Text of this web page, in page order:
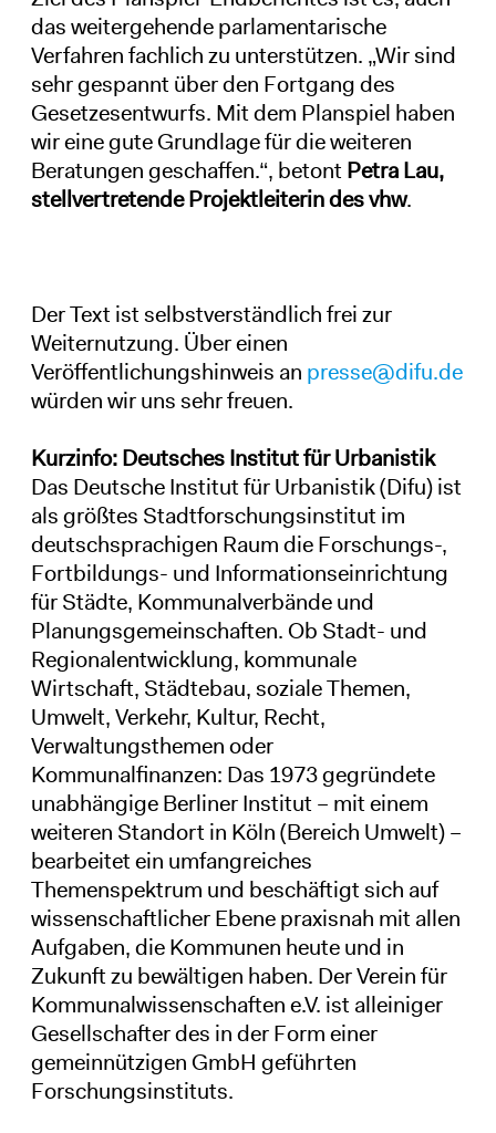
das weitergehende parlamentarische
Verfahren fachlich zu unterstützen. „Wir sind
sehr gespannt über den Fortgang des
Gesetzesentwurfs. Mit dem Planspiel haben
wir eine gute Grundlage für die weiteren
Beratungen geschaffen.“, betont Petra Lau,
stellvertretende Projektleiterin des vhw.
Der Text ist selbstverständlich frei zur
Weiternutzung. Über einen
Veröffentlichungshinweis an presse@difu.de
würden wir uns sehr freuen.
Kurzinfo: Deutsches Institut für Urbanistik
Das Deutsche Institut für Urbanistik (Difu) ist
als größtes Stadtforschungsinstitut im
deutschsprachigen Raum die Forschungs-,
Fortbildungs- und Informationseinrichtung
für Städte, Kommunalverbände und
Planungsgemeinschaften. Ob Stadt- und
Regionalentwicklung, kommunale
Wirtschaft, Städtebau, soziale Themen,
Umwelt, Verkehr, Kultur, Recht,
Verwaltungsthemen oder
Kommunalfinanzen: Das 1973 gegründete
unabhängige Berliner Institut – mit einem
weiteren Standort in Köln (Bereich Umwelt) –
bearbeitet ein umfangreiches
Themenspektrum und beschäftigt sich auf
wissenschaftlicher Ebene praxisnah mit allen
Aufgaben, die Kommunen heute und in
Zukunft zu bewältigen haben. Der Verein für
Kommunalwissenschaften e.V. ist alleiniger
Gesellschafter des in der Form einer
gemeinnützigen GmbH geführten
Forschungsinstituts.